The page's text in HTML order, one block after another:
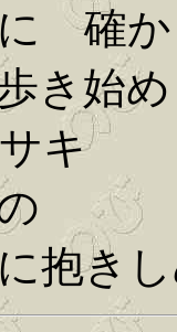
確か
き始め
キ
抱き